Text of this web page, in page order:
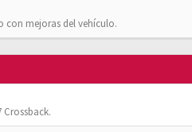
con mejoras del vehículo.